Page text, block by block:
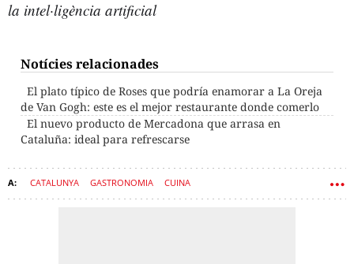
la intel·ligència artificial
Notícies relacionades
El plato típico de Roses que podría enamorar a La Oreja
de Van Gogh: este es el mejor restaurante donde comerlo
El nuevo producto de Mercadona que arrasa en
Cataluña: ideal para refrescarse
CATALUNYA GASTRONOMIA CUINA